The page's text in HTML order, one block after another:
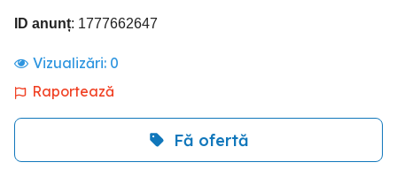
ID anunț: 1777662647
Vizualizări: 0
Raportează
Fă ofertă